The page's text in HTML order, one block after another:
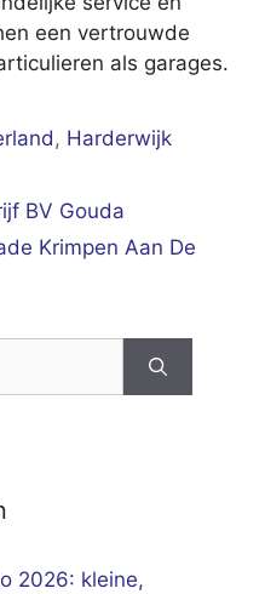
een vertrouwde
als garages.
, Harderwijk
BV Gouda
Krimpen Aan De
2026: kleine,